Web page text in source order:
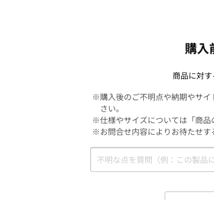
購入
商品に対
※購入後のご不明点や納期やサイ
さい。
※仕様やサイズについては「商品
※お問合せ内容によりお待たせす